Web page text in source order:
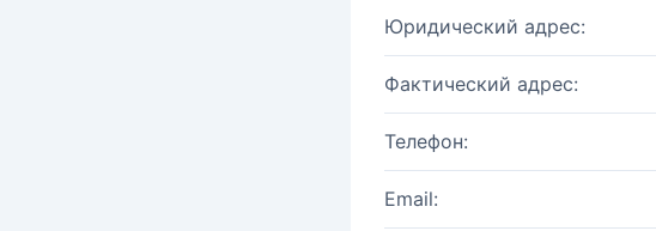
Юридический адрес:
Фактический адрес:
Телефон:
Email: